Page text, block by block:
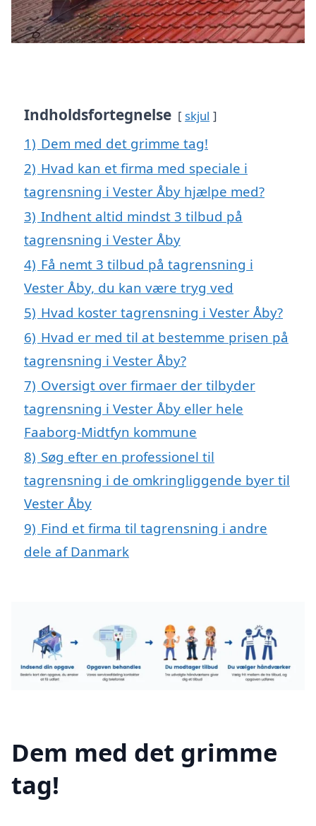
Indholdsfortegnelse skjul
1) Dem med det grimme tag!
2) Hvad kan et firma med speciale i
tagrensning i Vester Åby hjælpe med?
3) Indhent altid mindst 3 tilbud på
tagrensning i Vester Åby
4) Få nemt 3 tilbud på tagrensning i
Vester Åby, du kan være tryg ved
5) Hvad koster tagrensning i Vester Åby?
6) Hvad er med til at bestemme prisen på
tagrensning i Vester Åby?
7) Oversigt over firmaer der tilbyder
tagrensning i Vester Åby eller hele
Faaborg-Midtfyn kommune
8) Søg efter en professionel til
tagrensning i de omkringliggende byer til
Vester Åby
9) Find et firma til tagrensning i andre
dele af Danmark
Dem med det grimme
tag!